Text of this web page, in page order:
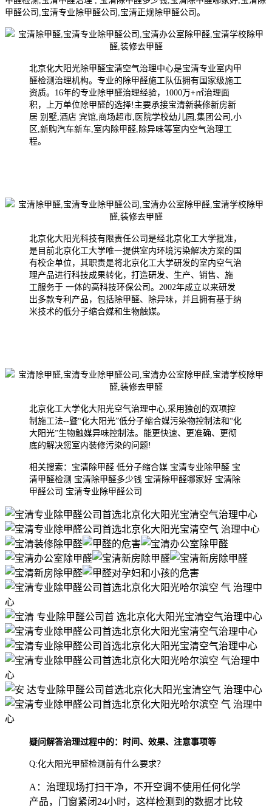
甲醛公司,宝清专业除甲醛公司,宝清正规除甲醛公司。
北京化大阳光除甲醛宝清空气治理中心是宝清专业室内甲
醛检测治理机构。专业的除甲醛施工队伍拥有国家级施工
资质。16年的专业除甲醛治理经验，1000万+㎡治理面
积，上万单位除甲醛的选择!主要承接宝清新装修新房新
居 别墅,酒店 宾馆,商场超市,医院学校幼儿园,集团公司,小
区,新购汽车新车,室内除甲醛,除异味等室内空气治理工
程。
北京化大阳光科技有限责任公司是经北京化工大学批准，
是目前北京化工大学唯一提供室内环境污染解决方案的国
有校企单位，其职责是将北京化工大学研发的室内空气治
理产品进行科技成果转化，打造研发、生产、销售、施
工服务于 一体的高科技环保公司。2002年成立以来研发
出多款专利产品，包括除甲醛、除异味，并且拥有基于纳
米技术的低分子缩合媒和生物触媒。
北京化工大学化大阳光空气治理中心,采用独创的双项控
制施工法--暨“化大阳光”低分子缩合媒污染物控制法和“化
大阳光”生物触媒异味控制法。能更快速、更准确、更彻
底的解决您室内装修污染的问题!
相关搜索：宝清除甲醛 低分子缩合媒 宝清专业除甲醛 宝
清甲醛检测 宝清除甲醛多少钱 宝清除甲醛哪家好 宝清除
甲醛公司 宝清专业除甲醛公司
疑问解答治理过程中的：时间、效果、注意事项等
Q:化大阳光甲醛检测前有什么要求？
A：治理现场打扫干净，不开空调不使用任何化学
产品，门窗紧闭24小时，这样检测到的数据才比较